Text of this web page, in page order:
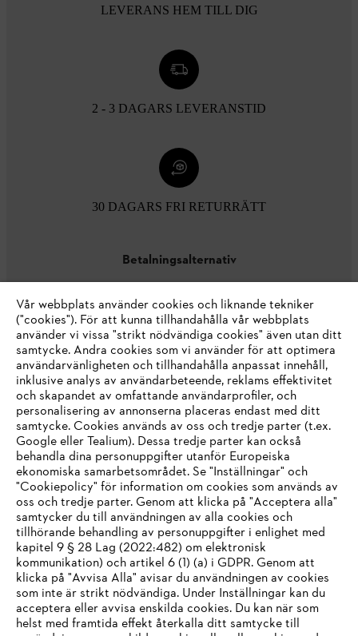
LEVERANS HEM TILL DIG
2 - 3 DAGARS LEVERANSTID
30 DAGARS FRI RETURRÄTT
Betalningsalternativ
Företaget
STIHL FAQ
Service
Allmänna villkor och bestämmelser
IHR BROWSER WIRD NICHT
UNTERSTÜTZT
Sie nutzen einen Browser, den wir noch nicht unterstützen. Für
Vår webbplats använder cookies och liknande tekniker
("cookies"). För att kunna tillhandahålla vår webbplats
använder vi vissa "strikt nödvändiga cookies" även utan ditt
samtycke. Andra cookies som vi använder för att optimera
användarvänligheten och tillhandahålla anpassat innehåll,
inklusive analys av användarbeteende, reklams effektivitet
och skapandet av omfattande användarprofiler, och
personalisering av annonserna placeras endast med ditt
samtycke. Cookies används av oss och tredje parter (t.ex.
Google eller Tealium). Dessa tredje parter kan också
behandla dina personuppgifter utanför Europeiska
ekonomiska samarbetsområdet. Se "Inställningar" och
"Cookiepolicy" för information om cookies som används av
oss och tredje parter. Genom att klicka på "Acceptera alla"
samtycker du till användningen av alla cookies och
tillhörande behandling av personuppgifter i enlighet med
kapitel 9 § 28 Lag (2022:482) om elektronisk
kommunikation) och artikel 6 (1) (a) i GDPR. Genom att
klicka på "Avvisa Alla" avisar du användningen av cookies
som inte är strikt nödvändiga. Under Inställningar kan du
acceptera eller avvisa enskilda cookies. Du kan när som
helst med framtida effekt återkalla ditt samtycke till